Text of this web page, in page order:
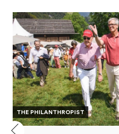
THE PHILANTHROPIST